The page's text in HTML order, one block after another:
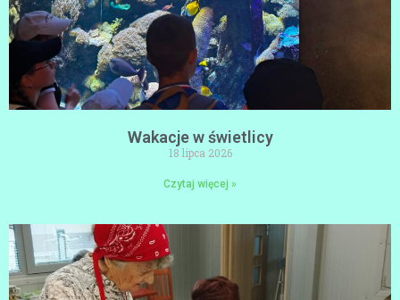
Wakacje w świetlicy
18 lipca 2026
Czytaj więcej »